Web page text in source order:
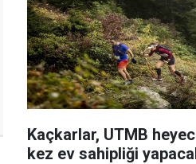
Kaçkarlar, UTMB
kez ev sahipliği